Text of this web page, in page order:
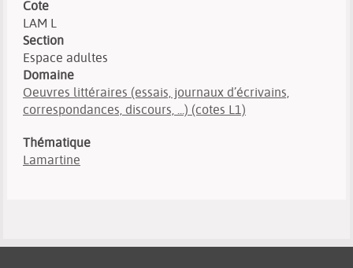
Cote
LAM L
Section
Espace adultes
Domaine
Oeuvres littéraires (essais, journaux d’écrivains,
correspondances, discours, ...) (cotes L1)
Thématique
Lamartine